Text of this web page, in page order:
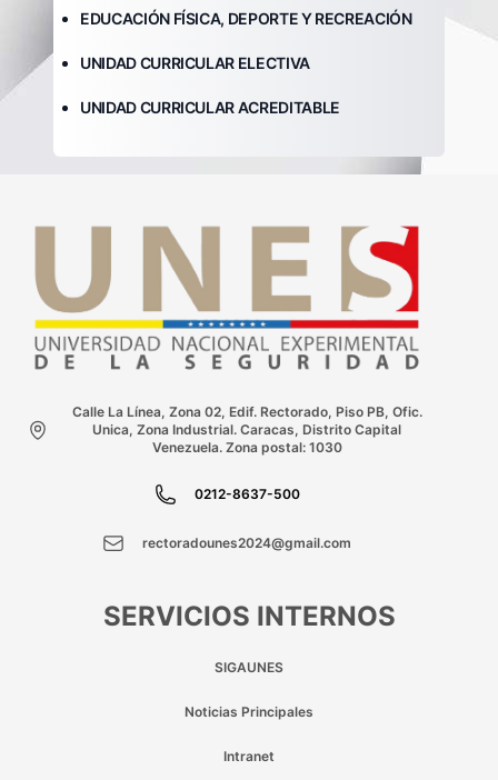
EDUCACIÓN FÍSICA, DEPORTE Y RECREACIÓN
UNIDAD CURRICULAR ELECTIVA
UNIDAD CURRICULAR ACREDITABLE
Calle La Línea, Zona 02, Edif. Rectorado, Piso PB, Ofic.
Unica, Zona Industrial. Caracas, Distrito Capital
Venezuela. Zona postal: 1030
0212-8637-500
rectoradounes2024@gmail.com
SERVICIOS INTERNOS
SIGAUNES
Noticias Principales
Intranet